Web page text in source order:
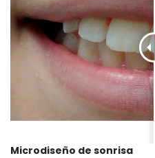
Microdiseño de sonrisa